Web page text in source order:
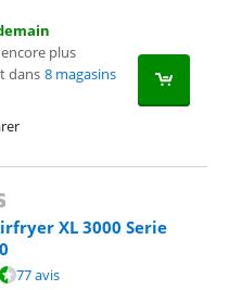
plus
dans 8 magasins
XL 3000 Serie
avis.
77 avis